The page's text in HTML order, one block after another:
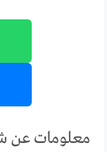
معلومات عن